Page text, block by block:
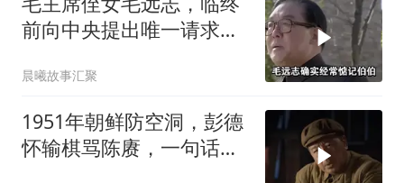
前向中央提出唯一请求，
晨曦故事汇聚
1951年朝鲜防空洞，彭德
怀输棋骂陈赓，一句话逗